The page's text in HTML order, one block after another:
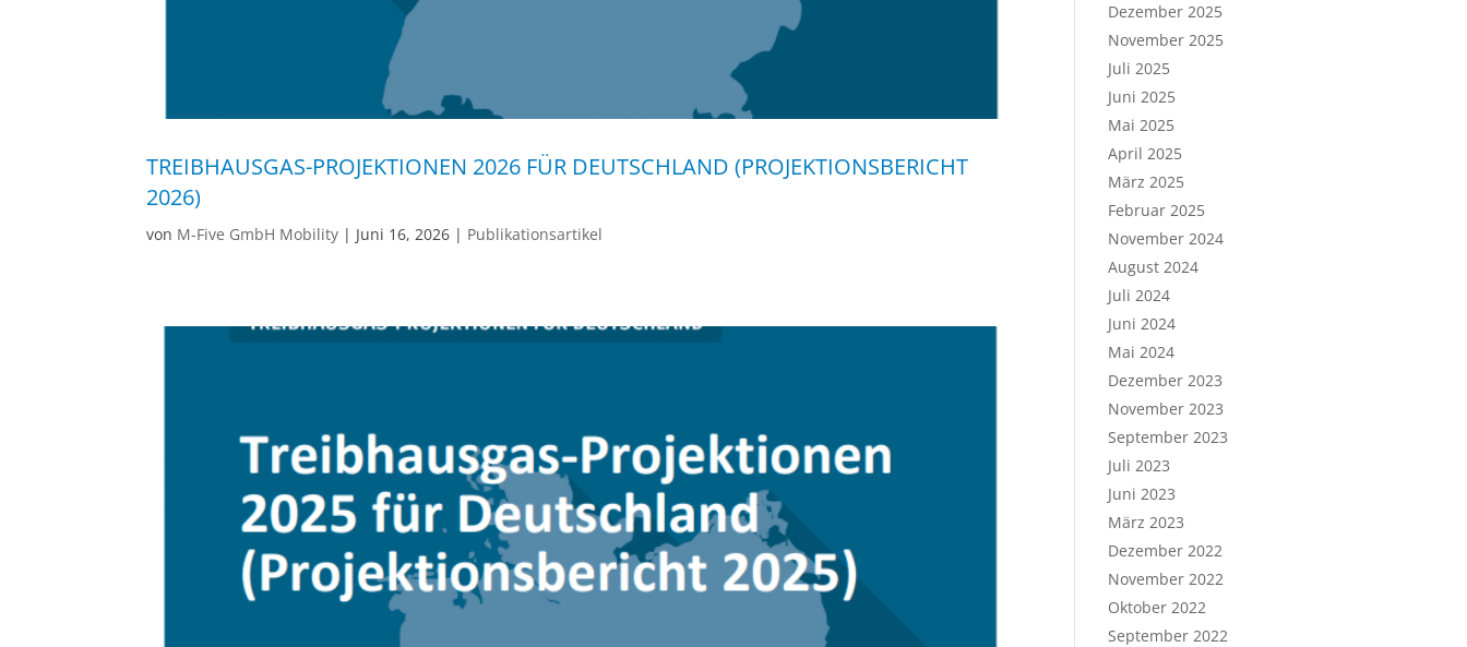
TREIBHAUSGAS-PROJEKTIONEN 2026 FÜR DEUTSCHLAND (PROJEKTIONSBERICHT
2026)
von M-Five GmbH Mobility | Juni 16, 2026 | Publikationsartikel
Dezember 2025
November 2025
Juli 2025
Juni 2025
Mai 2025
April 2025
März 2025
Februar 2025
November 2024
August 2024
Juli 2024
Juni 2024
Mai 2024
Dezember 2023
November 2023
September 2023
Juli 2023
Juni 2023
März 2023
Dezember 2022
November 2022
Oktober 2022
September 2022